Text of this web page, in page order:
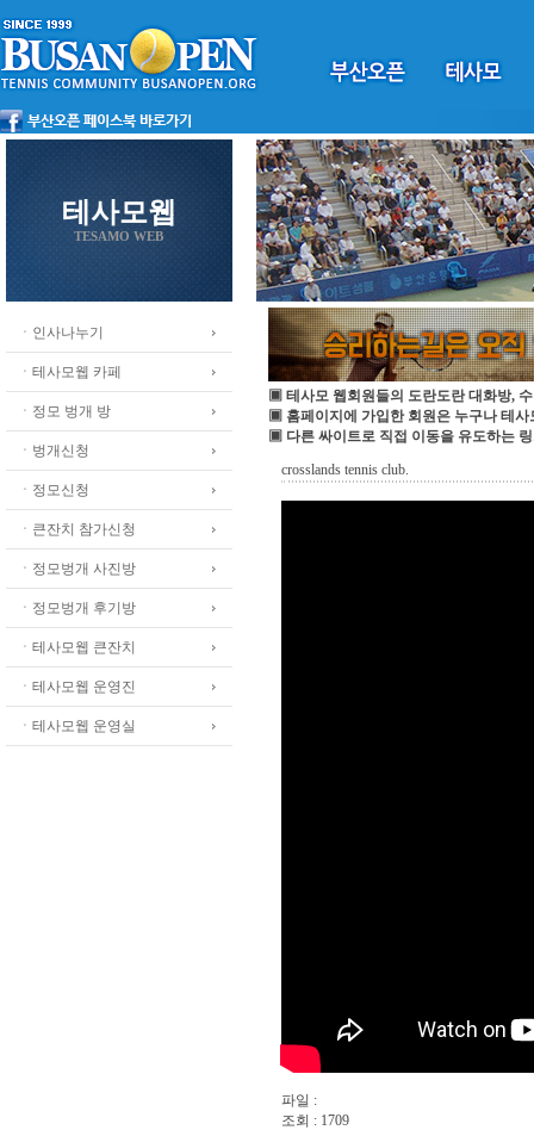
테사모웹
TESAMO WEB
ㆍ인사나누기
ㆍ테사모웹 카페
ㆍ정모 벙개 방
ㆍ벙개신청
ㆍ정모신청
ㆍ큰잔치 참가신청
ㆍ정모벙개 사진방
ㆍ정모벙개 후기방
ㆍ테사모웹 큰잔치
ㆍ테사모웹 운영진
ㆍ테사모웹 운영실
▣ 테사모 웹회원들의 도란도란 대화방,
▣ 홈페이지에 가입한 회원은 누구나 테사
▣ 다른 싸이트로 직접 이동을 유도하는
crosslands tennis club.
파일 :
조회 : 1709